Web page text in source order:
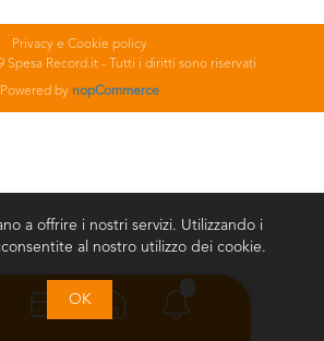
Privacy e Cookie policy
Spesa Record.it - Tutti i diritti sono riservati
Powered by nopCommerce
a offrire i nostri servizi. Utilizzando i
al nostro utilizzo dei cookie.
OK